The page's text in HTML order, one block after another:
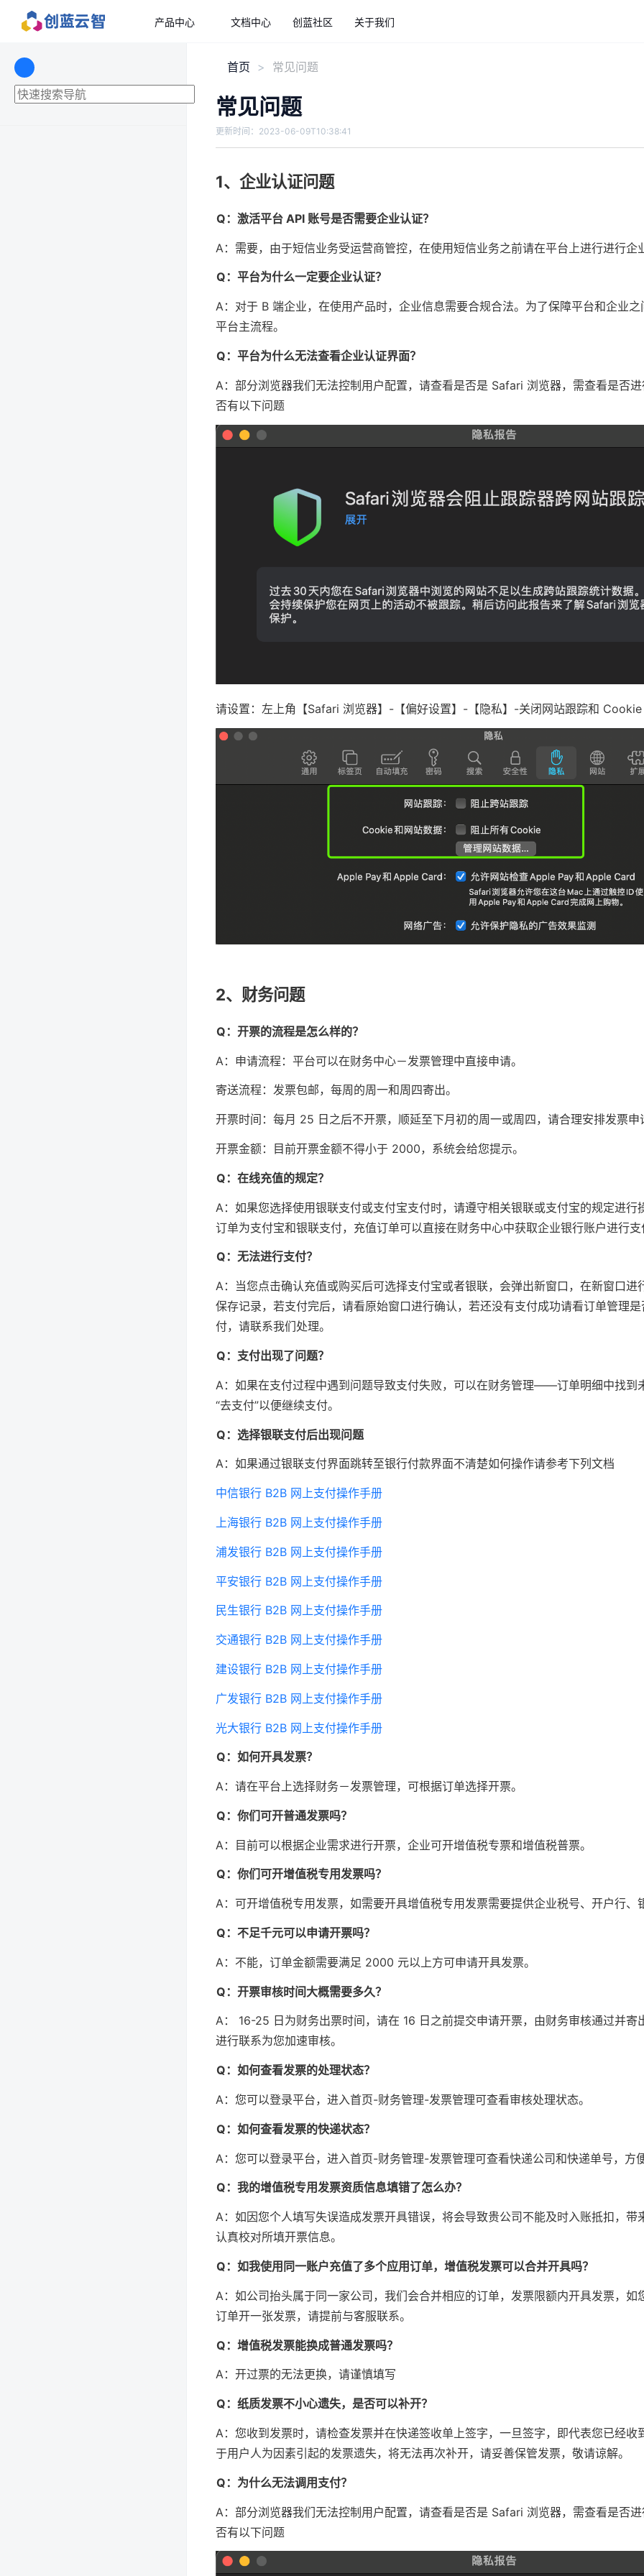
产品中心 文档中心 创蓝社区 关于我们
首页 常见问题
常见问题
更新时间： 2023-06-09T10:38:41
1、企业认证问题
Q：激活平台 API 账号是否需要企业认证？
A：需要，由于短信业务受运营商管控，在使用短信业务之前请在平台上进行进行企
Q：平台为什么一定要企业认证？
A：对于 B 端企业，在使用产品时，企业信息需要合规合法。为了保障平台和企业
平台主流程。
Q：平台为什么无法查看企业认证界面？
A：部分浏览器我们无法控制用户配置，请查看是否是 Safari 浏览器，需查看是否
否有以下问题
请设置：左上角【Safari 浏览器】-【偏好设置】-【隐私】-关闭网站跟踪和
2、财务问题
Q：开票的流程是怎么样的？
A：申请流程：平台可以在财务中心－发票管理中直接申请。
寄送流程：发票包邮，每周的周一和周四寄出。
开票时间：每月 25 日之后不开票，顺延至下月初的周一或周四，请合理安排发票申
开票金额：目前开票金额不得小于 2000，系统会给您提示。
Q：在线充值的规定？
A：如果您选择使用银联支付或支付宝支付时，请遵守相关银联或支付宝的规定进行
订单为支付宝和银联支付，充值订单可以直接在财务中心中获取企业银行账户进行支
Q：无法进行支付？
A：当您点击确认充值或购买后可选择支付宝或者银联，会弹出新窗口，在新窗口进
保存记录，若支付完后，请看原始窗口进行确认，若还没有支付成功请看订单管理
付，请联系我们处理。
Q：支付出现了问题？
A：如果在支付过程中遇到问题导致支付失败，可以在财务管理——订单明细中找到
“去支付”以便继续支付。
Q：选择银联支付后出现问题
A：如果通过银联支付界面跳转至银行付款界面不清楚如何操作请参考下列文档
中信银行 B2B 网上支付操作手册
上海银行 B2B 网上支付操作手册
浦发银行 B2B 网上支付操作手册
平安银行 B2B 网上支付操作手册
民生银行 B2B 网上支付操作手册
交通银行 B2B 网上支付操作手册
建设银行 B2B 网上支付操作手册
广发银行 B2B 网上支付操作手册
光大银行 B2B 网上支付操作手册
Q：如何开具发票？
A：请在平台上选择财务－发票管理，可根据订单选择开票。
Q：你们可开普通发票吗？
A：目前可以根据企业需求进行开票，企业可开增值税专票和增值税普票。
Q：你们可开增值税专用发票吗？
A：可开增值税专用发票，如需要开具增值税专用发票需要提供企业税号、开户行、
Q：不足千元可以申请开票吗？
A：不能，订单金额需要满足 2000 元以上方可申请开具发票。
Q：开票审核时间大概需要多久？
A： 16-25 日为财务出票时间，请在 16 日之前提交申请开票，由财务审核通过并寄
进行联系为您加速审核。
Q：如何查看发票的处理状态？
A：您可以登录平台，进入首页-财务管理-发票管理可查看审核处理状态。
Q：如何查看发票的快递状态？
A：您可以登录平台，进入首页-财务管理-发票管理可查看快递公司和快递单号，方
Q：我的增值税专用发票资质信息填错了怎么办？
A：如因您个人填写失误造成发票开具错误，将会导致贵公司不能及时入账抵扣，带
认真校对所填开票信息。
Q：如我使用同一账户充值了多个应用订单，增值税发票可以合并开具吗？
A：如公司抬头属于同一家公司，我们会合并相应的订单，发票限额内开具发票，如
订单开一张发票，请提前与客服联系。
Q：增值税发票能换成普通发票吗？
A：开过票的无法更换，请谨慎填写
Q：纸质发票不小心遗失，是否可以补开？
A：您收到发票时，请检查发票并在快递签收单上签字，一旦签字，即代表您已经收
于用户人为因素引起的发票遗失，将无法再次补开，请妥善保管发票，敬请谅解。
Q：为什么无法调用支付？
A：部分浏览器我们无法控制用户配置，请查看是否是 Safari 浏览器，需查看是否
否有以下问题